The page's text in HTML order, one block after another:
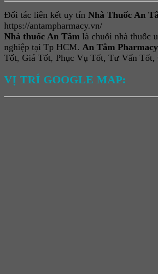
Đối tác liên kết uy tín Nhà Thuốc An
https://antampharmacy.vn/
Nhà thuốc An Tâm là chuỗi nhà thuốc
nghiệp tại Tp HCM. An Tâm Pharmacy
Tốt, Giá Tốt, Phục Vụ Tốt, Tư Vấn Tốt,
VỊ TRÍ GOOGLE MAP: